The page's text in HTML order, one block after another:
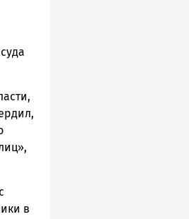
в